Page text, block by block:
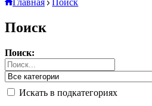
Главная
Поиск
Поиск
Поиск:
Искать в подкатегориях